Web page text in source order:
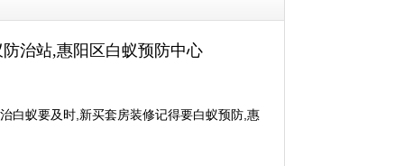
治站,惠阳区白蚁预防中心
白蚁要及时,新买套房装修记得要白蚁预防,惠